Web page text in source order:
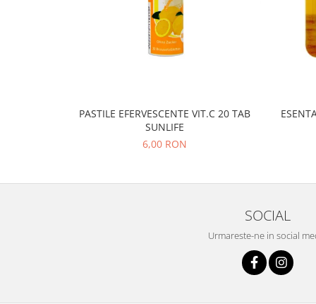
PASTILE EFERVESCENTE VIT.C 20 TAB
SUNLIFE
6,00 RON
SOCIAL
Urmareste-ne in social